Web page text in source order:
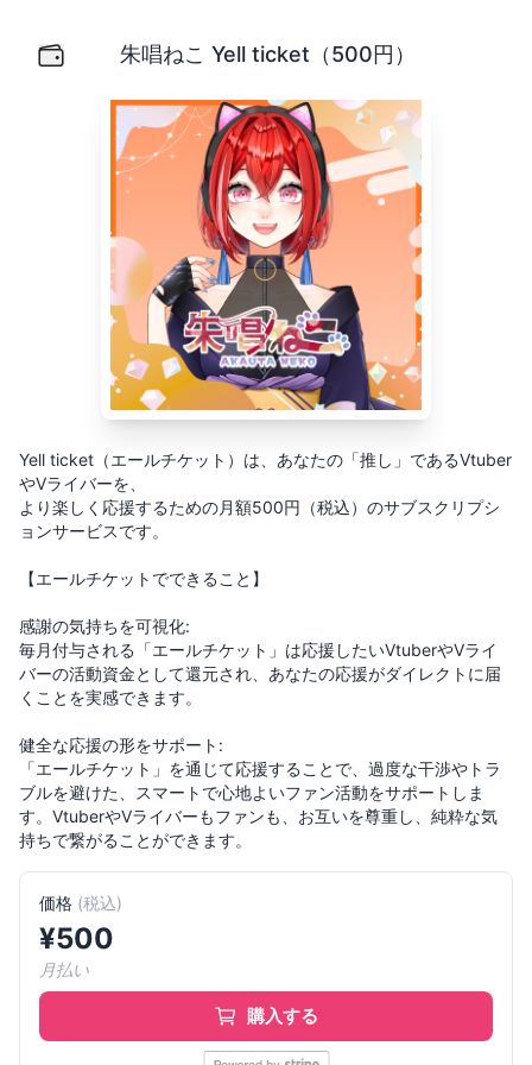
朱唱ねこ Yell ticket（500円）
Yell ticket（エールチケット）は、あなたの「推し」であるVtuber
やVライバーを、
より楽しく応援するための月額500円（税込）のサブスクリプシ
ョンサービスです。
【エールチケットでできること】
感謝の気持ちを可視化:
毎月付与される「エールチケット」は応援したいVtuberやVライ
バーの活動資金として還元され、あなたの応援がダイレクトに届
くことを実感できます。
健全な応援の形をサポート:
「エールチケット」を通じて応援することで、過度な干渉やトラ
ブルを避けた、スマートで心地よいファン活動をサポートしま
す。VtuberやVライバーもファンも、お互いを尊重し、純粋な気
価格 (税込)
¥500
月払い
購入する